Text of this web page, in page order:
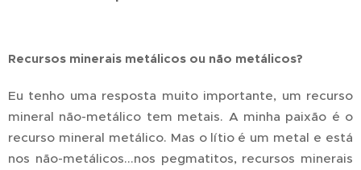
Recursos minerais metálicos ou não metálicos?
Eu tenho uma resposta muito importante, um recurso
mineral não-metálico tem metais. A minha paixão é o
recurso mineral metálico. Mas o lítio é um metal e está
nos não-metálicos...nos pegmatitos, recursos minerais